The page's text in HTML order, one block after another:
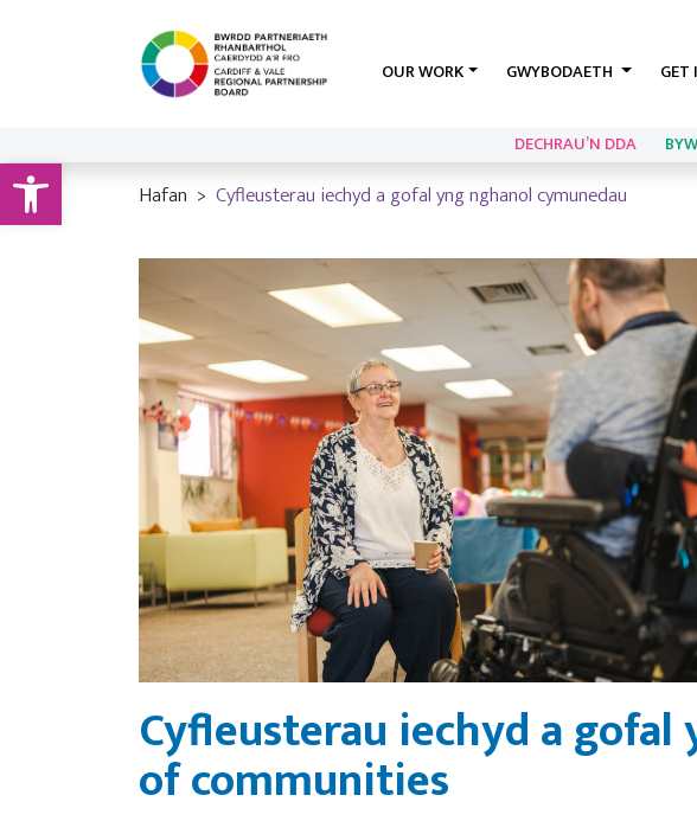
Open toolbar
OUR WORK GWYBODAETH GET
DECHRAU’N DDA
Hafan Cyfleusterau iechyd a gofal yng nghanol cymunedau
Cyfleusterau iechyd a
of communities